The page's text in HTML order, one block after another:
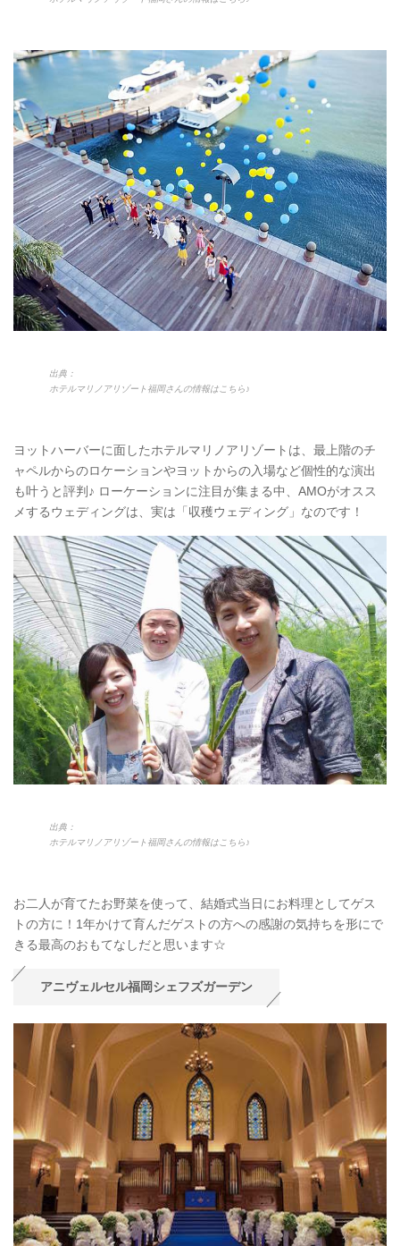
出典：
ホテルマリノアリゾート福岡さんの情報はこちら♪
ヨットハーバーに面したホテルマリノアリゾートは、最上階のチ
ャペルからのロケーションやヨットからの入場など個性的な演出
も叶うと評判♪ ローケーションに注目が集まる中、AMOがオスス
メするウェディングは、実は「収穫ウェディング」なのです！
出典：
ホテルマリノアリゾート福岡さんの情報はこちら♪
お二人が育てたお野菜を使って、結婚式当日にお料理としてゲス
トの方に！1年かけて育んだゲストの方への感謝の気持ちを形にで
きる最高のおもてなしだと思います☆
アニヴェルセル福岡シェフズガーデン